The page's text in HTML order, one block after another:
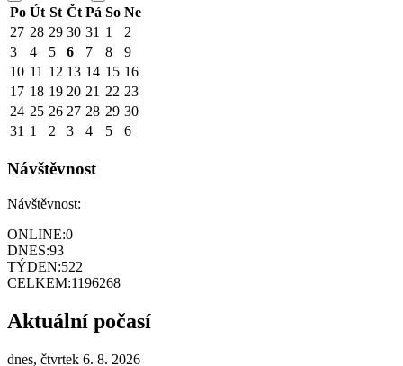
Po Út St Čt Pá So Ne
27 28 29 30 31 1
2
3
4 5 6 7 8
9
10 11 12 13 14 15 16
17 18 19 20 21 22 23
24 25 26 27 28 29 30
31 1 2 3 4 5 6
Návštěvnost
Návštěvnost:
ONLINE:0
DNES:93
TÝDEN:522
CELKEM:1196268
Aktuální počasí
dnes, čtvrtek 6. 8. 2026